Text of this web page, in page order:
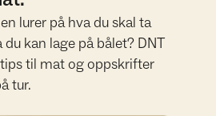
lurer på hva du skal ta
kan lage på bålet? DNT
til mat og oppskrifter
tur.